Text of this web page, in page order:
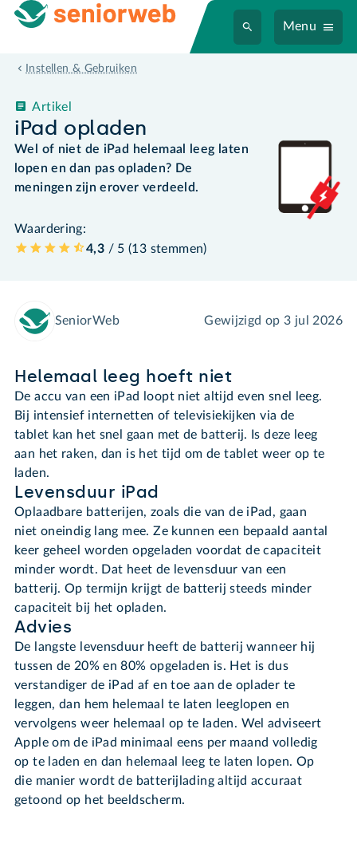
Menu
Instellen & Gebruiken
iPad opladen
Artikel
Wel of niet de iPad helemaal leeg laten
lopen en dan pas opladen? De
meningen zijn erover verdeeld.
Waardering:
4,3 / 5 (13 stemmen)
SeniorWeb Gewijzigd op3 jul 2026
Helemaal leeg hoeft niet
De accu van een iPad loopt niet altijd even snel leeg.
Bij intensief internetten of televisiekijken via de
tablet kan het snel gaan met de batterij. Is deze leeg
aan het raken, dan is het tijd om de tablet weer op te
laden.
Levensduur iPad
Oplaadbare batterijen, zoals die van de iPad, gaan
niet oneindig lang mee. Ze kunnen een bepaald aantal
keer geheel worden opgeladen voordat de capaciteit
minder wordt. Dat heet de levensduur van een
batterij. Op termijn krijgt de batterij steeds minder
capaciteit bij het opladen.
Advies
De langste levensduur heeft de batterij wanneer hij
tussen de 20% en 80% opgeladen is. Het is dus
verstandiger de iPad af en toe aan de oplader te
leggen, dan hem helemaal te laten leeglopen en
vervolgens weer helemaal op te laden. Wel adviseert
Apple om de iPad minimaal eens per maand volledig
op te laden en dan helemaal leeg te laten lopen. Op
die manier wordt de batterijlading altijd accuraat
getoond op het beeldscherm.